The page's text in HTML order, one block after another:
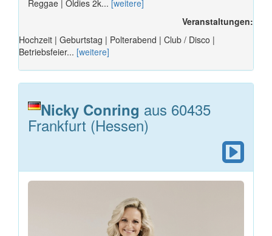
Reggae | Oldies 2k... [weitere]
Veranstaltungen:
Hochzeit | Geburtstag | Polterabend | Club / Disco |
Betriebsfeier... [weitere]
Nicky Conring aus 60435
Frankfurt (Hessen)